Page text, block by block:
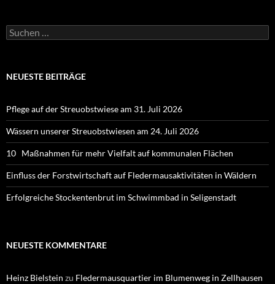
Suchen
nach:
NEUESTE BEITRÄGE
Pflege auf der Streuobstwiese am 31. Juli 2026
Wässern unserer Streuobstwiesen am 24. Juli 2026
10 Maßnahmen für mehr Vielfalt auf kommunalen Flächen
Einfluss der Forstwirtschaft auf Fledermausaktivitäten in Wäldern
Erfolgreiche Stockentenbrut im Schwimmbad in Seligenstadt
NEUESTE KOMMENTARE
Heinz Bielstein zu Fledermausquartier im Blumenweg in Zellhausen